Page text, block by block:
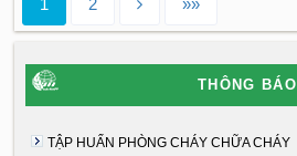
1 2 »»
THÔNG BÁO
TẬP HUẤN PHÒNG CHÁY CHỮA CHÁY